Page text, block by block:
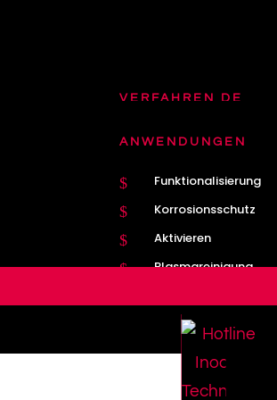
VERFAHREN DE
$ Plasmatron DE
ANWENDUNGEN
$ Funktionalisierung
$ Korrosionsschutz
$ Aktivieren
$ Plasmareinigung